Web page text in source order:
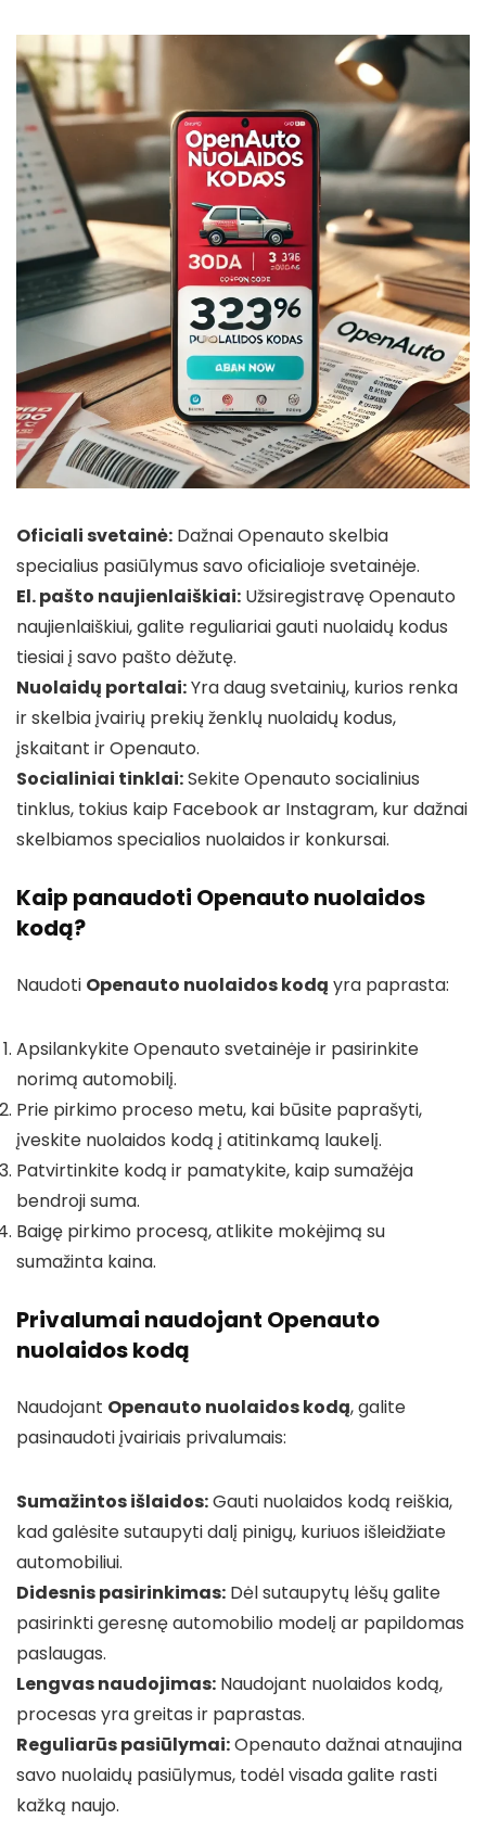
Oficiali svetainė: Dažnai Openauto skelbia
specialius pasiūlymus savo oficialioje svetainėje.
El. pašto naujienlaiškiai: Užsiregistravę Openauto
naujienlaiškiui, galite reguliariai gauti nuolaidų kodus
tiesiai į savo pašto dėžutę.
Nuolaidų portalai:Yra daug svetainių, kurios renka
ir skelbia įvairių prekių ženklų nuolaidų kodus,
įskaitant ir Openauto.
Socialiniai tinklai:Sekite Openauto socialinius
tinklus, tokius kaip Facebook ar Instagram, kur dažnai
skelbiamos specialios nuolaidos ir konkursai.
Kaip panaudoti Openauto nuolaidos
kodą?
Naudoti Openauto nuolaidos kodą yra paprasta:
Apsilankykite Openauto svetainėje ir pasirinkite
norimą automobilį.
Prie pirkimo proceso metu, kai būsite paprašyti,
įveskite nuolaidos kodą į atitinkamą laukelį.
Patvirtinkite kodą ir pamatykite, kaip sumažėja
bendroji suma.
Baigę pirkimo procesą, atlikite mokėjimą su
sumažinta kaina.
Privalumai naudojant Openauto
nuolaidos kodą
Naudojant Openauto nuolaidos kodą, galite
pasinaudoti įvairiais privalumais:
Sumažintos išlaidos:Gauti nuolaidos kodą reiškia,
kad galėsite sutaupyti dalį pinigų, kuriuos išleidžiate
automobiliui.
Didesnis pasirinkimas: Dėl sutaupytų lėšų galite
pasirinkti geresnę automobilio modelį ar papildomas
paslaugas.
Lengvas naudojimas: Naudojant nuolaidos kodą,
procesas yra greitas ir paprastas.
Reguliarūs pasiūlymai:Openauto dažnai atnaujina
savo nuolaidų pasiūlymus, todėl visada galite rasti
kažką naujo.